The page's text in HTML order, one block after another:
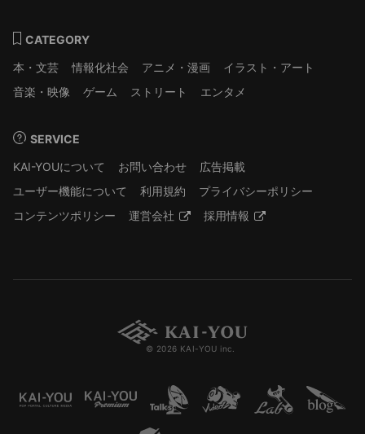
CATEGORY
本・文芸
情報化社会 アニメ・漫画
イラスト・アート
音楽・映像
ゲーム ストリート エンタメ
SERVICE
KAI-YOUについて
お問い合わせ
広告掲載
ユーザー機能について
利用規約
プライバシーポリシー
コンテンツポリシー
運営会社 採用情報
© 2026 KAI-YOU inc.